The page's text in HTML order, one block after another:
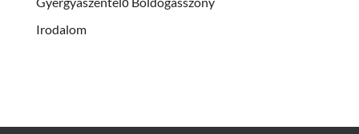
Irodalom